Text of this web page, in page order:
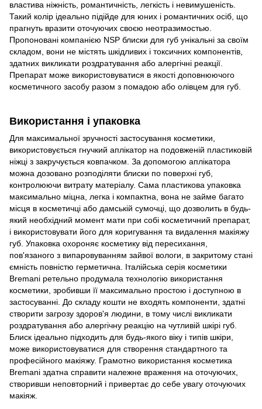
властива ніжність, романтичність, легкість і невимушеність.
Такий колір ідеально підійде для юних і романтичних осіб, що
прагнуть вразити оточуючих своєю неотразимостью.
Пропоновані компанією NSP блиски для губ унікальні за своїм
складом, вони не містять шкідливих і токсичних компонентів,
здатних викликати роздратування або алергічні реакції.
Препарат може використовуватися в якості доповнюючого
косметичного засобу разом з помадою або олівцем для губ.
Використання і упаковка
Для максимальної зручності застосування косметики,
використовується гнучкий аплікатор на подовженій пластиковій
ніжці з закручується ковпачком. За допомогою аплікатора
можна дозовано розподіляти блиски по поверхні губ,
контролюючи витрату матеріалу. Сама пластикова упаковка
максимально міцна, легка і компактна, вона не займе багато
місця в косметичці або дамській сумочці, що дозволить в будь-
який необхідний момент мати при собі косметичний препарат,
і використовувати його для коригування та видалення макіяжу
губ. Упаковка охороняє косметику від пересихання,
пов'язаного з випаровуванням зайвої вологи, в закритому стані
ємність повністю герметична. Італійська серія косметики
Bremani ретельно продумала технологію використання
косметики, зробивши її максимально простою і доступною в
застосуванні. До складу кошти не входять компоненти, здатні
створити загрозу здоров'я людини, в тому числі викликати
роздратування або алергічну реакцію на чутливій шкірі губ.
Блиск ідеально підходить для будь-якого віку і типів шкіри,
може використовуватися для створення стандартного та
професійного макіяжу. Грамотно використання косметика
Bremani здатна справити належне враження на оточуючих,
створивши неповторний і привертає до себе увагу оточуючих
макіяж.